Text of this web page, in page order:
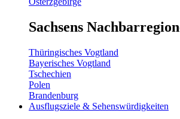
Sachsens
Thüringisches Vogtland
Bayerisches Vogtland
Tschechien
Polen
Brandenburg
Ausflugsziele & Sehenswürdigkeiten